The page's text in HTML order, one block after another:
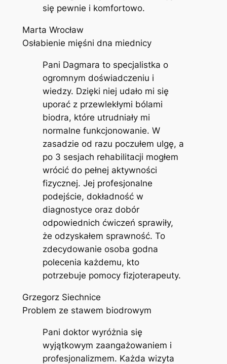
się pewnie i komfortowo.
Marta Wrocław
Osłabienie mięśni dna miednicy
Pani Dagmara to specjalistka o
ogromnym doświadczeniu i
wiedzy. Dzięki niej udało mi się
uporać z przewlekłymi bólami
biodra, które utrudniały mi
normalne funkcjonowanie. W
zasadzie od razu poczułem ulgę, a
po 3 sesjach rehabilitacji mogłem
wrócić do pełnej aktywności
fizycznej. Jej profesjonalne
podejście, dokładność w
diagnostyce oraz dobór
odpowiednich ćwiczeń sprawiły,
że odzyskałem sprawność. To
zdecydowanie osoba godna
polecenia każdemu, kto
potrzebuje pomocy fizjoterapeuty.
Grzegorz Siechnice
Problem ze stawem biodrowym
Pani doktor wyróżnia się
wyjątkowym zaangażowaniem i
profesjonalizmem. Każda wizyta